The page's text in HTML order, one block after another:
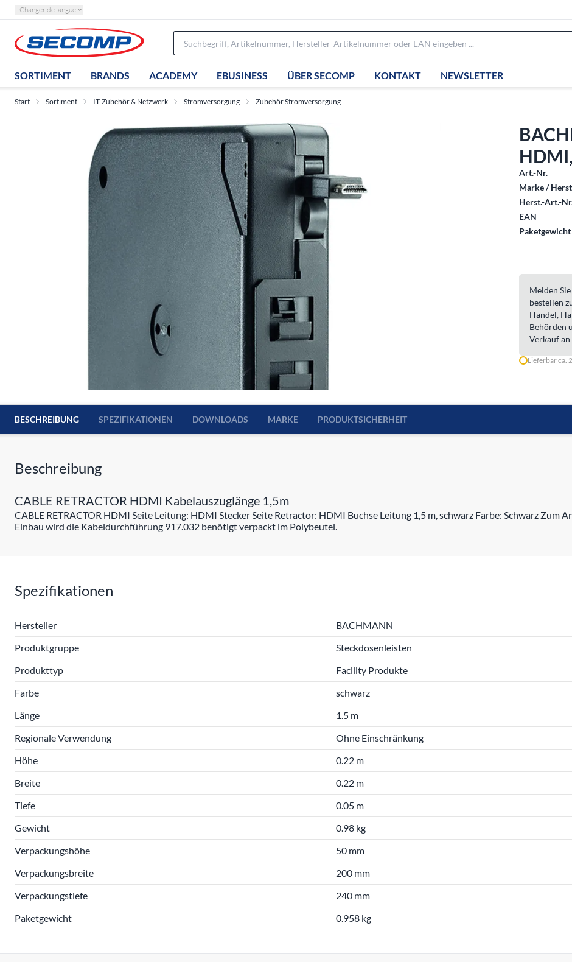
Changer de langue
SORTIMENT BRANDS ACADEMY EBUSINESS ÜBER SECOMP KONTAKT NEWSLETTER
Start Sortiment IT-Zubehör & Netzwerk Stromversorgung Zubehör Stromversorgung
Art.-Nr.
Marke /
Herst.-Art.-
EAN
Paketgewicht
Melden
bestellen
Handel,
Behörden
Verkauf
Lieferbar ca.
BESCHREIBUNG SPEZIFIKATIONEN DOWNLOADS MARKE PRODUKTSICHERHEIT
Beschreibung
CABLE RETRACTOR HDMI Kabelauszuglänge 1,5m
CABLE RETRACTOR HDMI Seite Leitung: HDMI Stecker Seite Retractor: HDMI Buchse Leitung 1,5 m, schwarz Farbe: Schwarz Zum
Einbau wird die Kabeldurchführung 917.032 benötigt verpackt im Polybeutel.
Spezifikationen
Hersteller
BACHMANN
Produktgruppe
Steckdosenleisten
Produkttyp
Facility Produkte
Farbe
schwarz
Länge
1.5 m
Regionale Verwendung
Ohne Einschränkung
Höhe
0.22 m
Breite
0.22 m
Tiefe
0.05 m
Gewicht
0.98 kg
Verpackungshöhe
50 mm
Verpackungsbreite
200 mm
Verpackungstiefe
240 mm
Paketgewicht
0.958 kg